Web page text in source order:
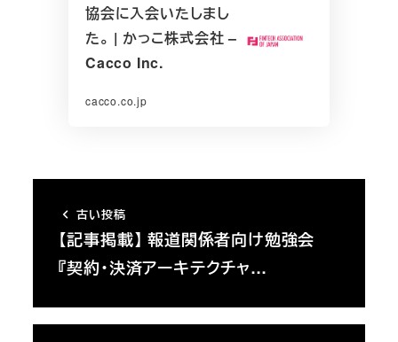
協会に入会いたしまし
た。 | かっこ株式会社 –
Cacco Inc.
cacco.co.jp
古い投稿
【記事掲載】 報道関係者向け勉強会
『契約・決済アーキテクチャ…